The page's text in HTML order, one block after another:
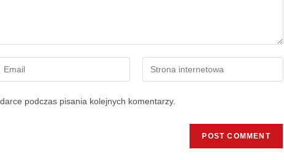
podczas pisania kolejnych komentarzy.